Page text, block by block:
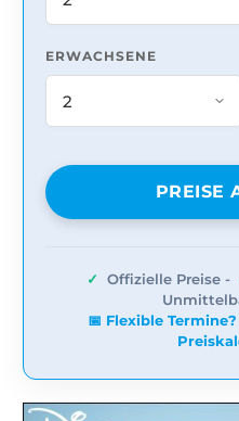
ERWACHSENE
PREISE
✓ Offizielle Preise -
📅 Flexible